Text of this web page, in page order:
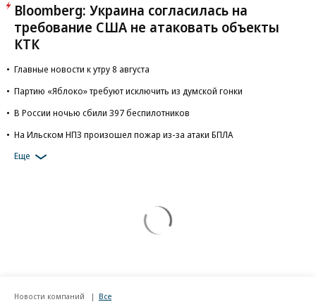
Bloomberg: Украина согласилась на
требование США не атаковать объекты
КТК
Главные новости к утру 8 августа
Партию «Яблоко» требуют исключить из думской гонки
В России ночью сбили 397 беспилотников
На Ильском НПЗ произошел пожар из-за атаки БПЛА
Еще
Новости компаний Все